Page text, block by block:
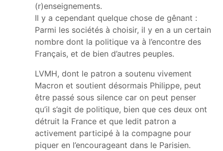
(r)enseignements.
Il y a cependant quelque chose de gênant :
Parmi les sociétés à choisir, il y en a un certain
nombre dont la politique va à l’encontre des
Français, et de bien d’autres peuples.
LVMH, dont le patron a soutenu vivement
Macron et soutient désormais Philippe, peut
être passé sous silence car on peut penser
qu’il s’agit de politique, bien que ces deux ont
détruit la France et que ledit patron a
activement participé à la compagne pour
piquer en l’encourageant dans le Parisien.